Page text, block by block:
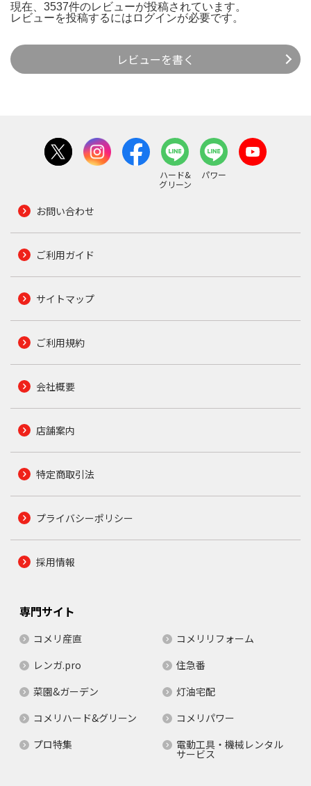
現在、3537件のレビューが投稿されています。
レビューを投稿するには ログインが必要です。
レビューを書く
ハード&
グリーン
パワー
お問い合わせ
ご利用ガイド
サイトマップ
ご利用規約
会社概要
店舗案内
特定商取引法
プライバシーポリシー
採用情報
専門サイト
コメリ産直
コメリリフォーム
レンガ.pro
住急番
菜園&ガーデン
灯油宅配
コメリハード&グリーン
コメリパワー
プロ特集
電動工具・機械レンタル
サービス